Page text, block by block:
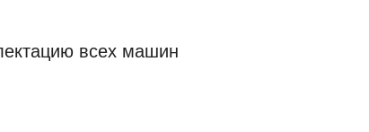
всех машин